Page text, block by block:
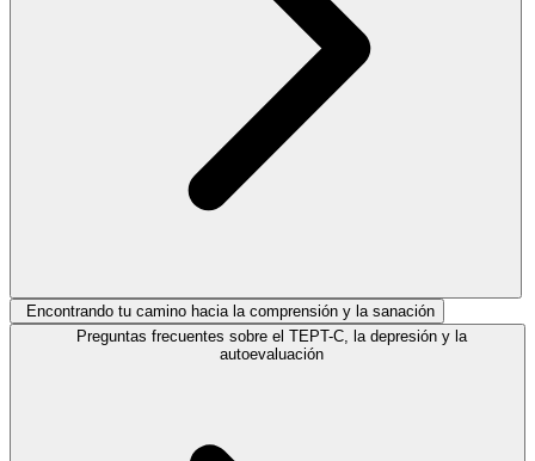
Encontrando tu camino hacia la comprensión y la sanación
Preguntas frecuentes sobre el TEPT-C, la depresión y la
autoevaluación